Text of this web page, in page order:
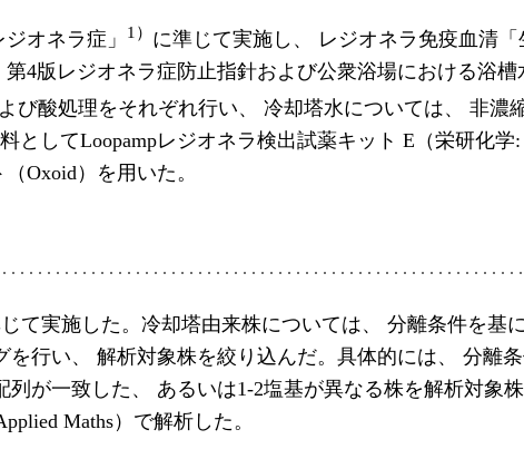
オネラ症」 1） に準じて実施し、 レジオネラ免疫血清
4版レジオネラ症防止指針および公衆浴場における浴槽
び酸処理をそれぞれ行い、 冷却塔水については、 非濃
してLoopampレジオネラ検出試薬キット E（栄研化
Oxoid）を用いた。
て実施した。冷却塔由来株については、 分離条件を基
行い、 解析対象株を絞り込んだ。具体的には、 分離
列が一致した、 あるいは1-2塩基が異なる株を解析対象
Maths）で解析した。